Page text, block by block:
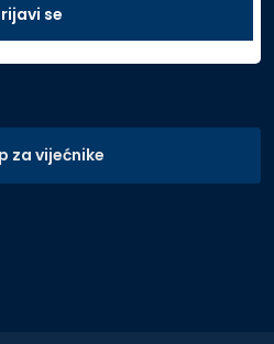
za vijećnike